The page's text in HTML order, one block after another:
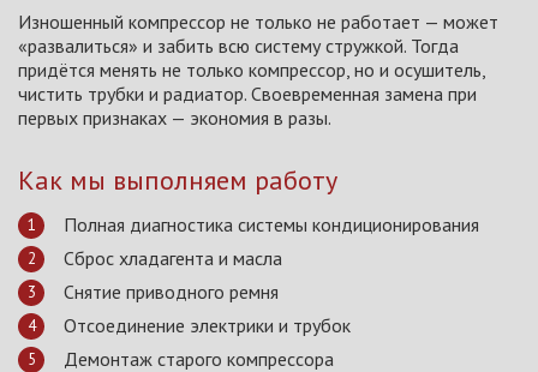
Изношенный компрессор не только не работает — может
«развалиться» и забить всю систему стружкой. Тогда
придётся менять не только компрессор, но и осушитель,
чистить трубки и радиатор. Своевременная замена при
первых признаках — экономия в разы.
Как мы выполняем работу
Полная диагностика системы кондиционирования
Сброс хладагента и масла
Снятие приводного ремня
Отсоединение электрики и трубок
Демонтаж старого компрессора